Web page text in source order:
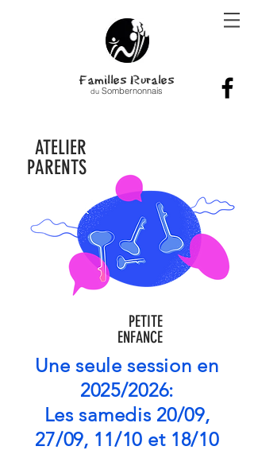
Familles Rurales
duSombernonnais
ATELIER
PARENTS
PETITE
ENFANCE
Une seule session en
2025/2026:
Les samedis 20/09,
27/09, 11/10 et 18/10